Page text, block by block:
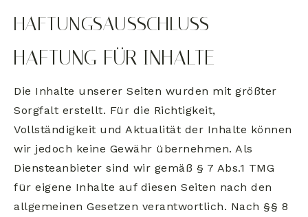
HAFTUNGSAUSSCHLUSS
HAFTUNG FÜR INHALTE
Die Inhalte unserer Seiten wurden mit größter
Sorgfalt erstellt. Für die Richtigkeit,
Vollständigkeit und Aktualität der Inhalte können
wir jedoch keine Gewähr übernehmen. Als
Diensteanbieter sind wir gemäß § 7 Abs.1 TMG
für eigene Inhalte auf diesen Seiten nach den
allgemeinen Gesetzen verantwortlich. Nach §§ 8